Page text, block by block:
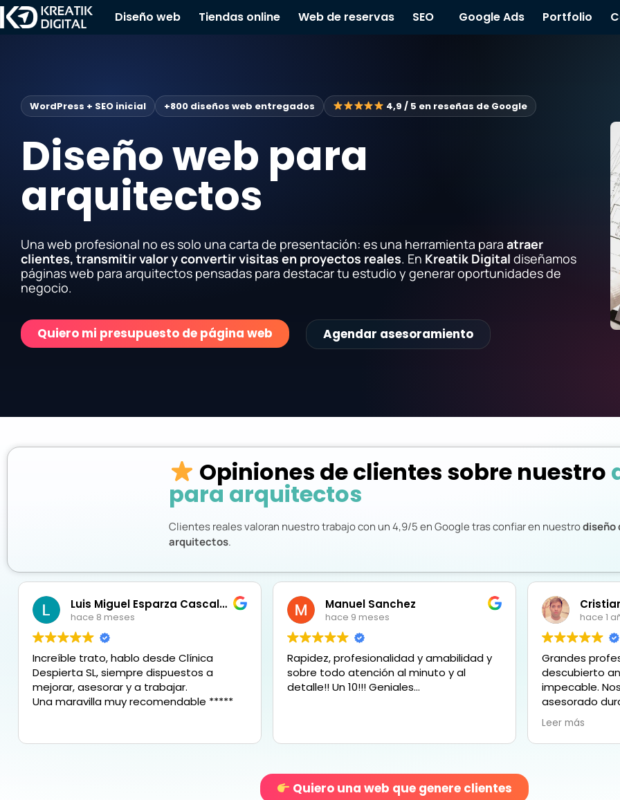
Diseño web Tiendas online Web de reservas SEO Google Ads Portfolio
WordPress + SEO inicial +800 diseños web entregados 4,9 / 5 en reseñas de Google
Diseño web para
arquitectos
Una web profesional no es solo una carta de presentación: es una herramienta para atraer
clientes, transmitir valor y convertir visitas en proyectos reales. En Kreatik Digital diseñamos
páginas web para arquitectos pensadas para destacar tu estudio y generar oportunidades de
negocio.
Quiero mi presupuesto de página web Agendar asesoramiento
Opiniones de clientes sobre nuestro
para arquitectos
Clientes reales valoran nuestro trabajo con un 4,9/5 en Google tras confiar en nuestrodiseño
arquitectos.
Manuel Sanchez
hace 9 meses
Rapidez, profesionalidad y amabilidad y
sobre todo atención al minuto y al
detalle!! Un 10!!! Geniales…
Cristian Hallado
hace 1 año
Grandes profesionales. Ojalá haberlos
descubierto antes. Han hecho un trabajo
impecable. Nos han acompañado y
necesidades. ¡100% recomendables!
Es
el
Quiero una web que genere clientes